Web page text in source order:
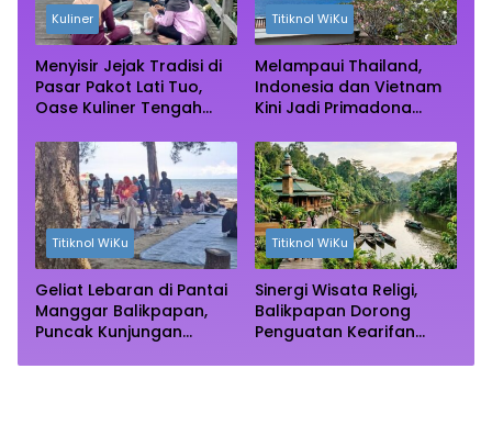
Kuliner
Menyisir Jejak Tradisi di
Pasar Pakot Lati Tuo,
Oase Kuliner Tengah
Titiknol WiKu
Melampaui Thailand,
Indonesia dan Vietnam
Kini Jadi Primadona
Titiknol WiKu
Geliat Lebaran di Pantai
Manggar Balikpapan,
Puncak Kunjungan
Titiknol WiKu
Sinergi Wisata Religi,
Balikpapan Dorong
Penguatan Kearifan
Ramadhan